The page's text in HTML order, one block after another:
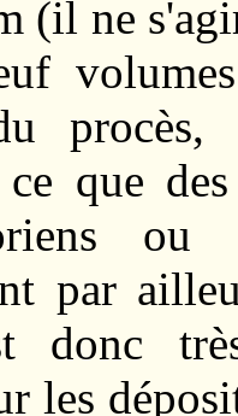
(il ne
ce que
ou
par
donc
les